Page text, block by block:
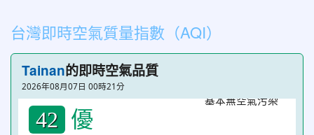
台灣即時空氣質量指數（AQI）
Tainan的即時空氣品質
2026年08月07日 00時21分
42 優